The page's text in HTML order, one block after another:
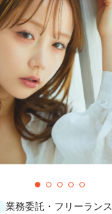
業務委託・フリーランス